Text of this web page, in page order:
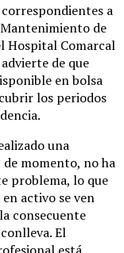
a
de
Hospital Comarcal
de que
en bolsa
los periodos
una
momento, no ha
problema, lo que
activo se ven
consecuente
El